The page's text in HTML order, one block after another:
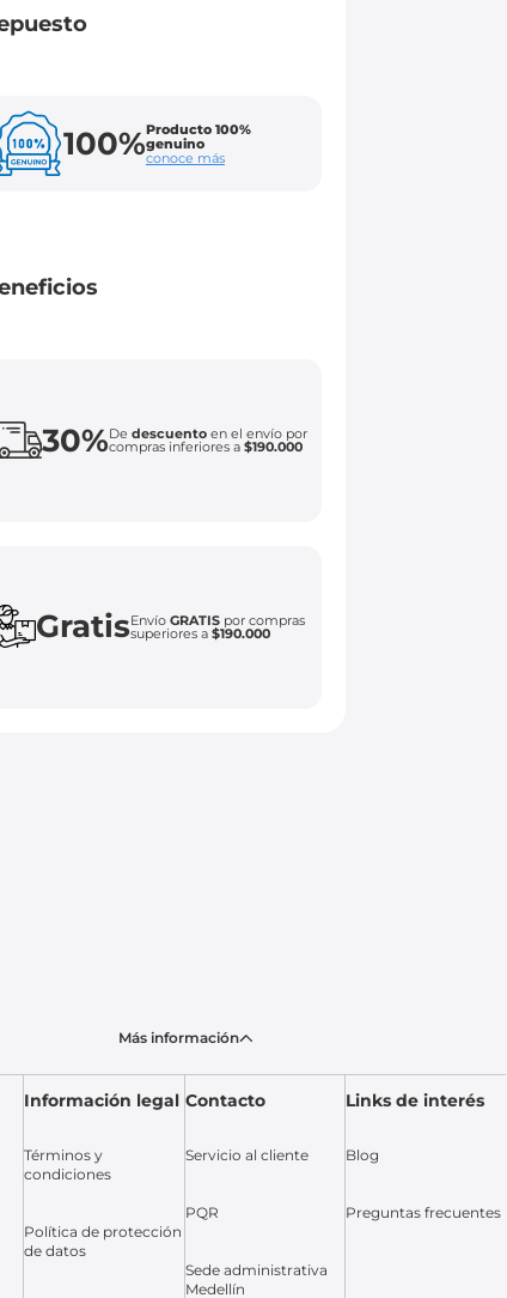
100%Producto 100%
genuino
conoce más
30%De descuentoen el envío por
compras inferiores a $190.000
GratisEnvío GRATISpor compras
superiores a $190.000
Más información
Información legal
Términos y
condiciones
Política de protección
de datos
Contacto
Servicio al cliente
PQR
Sede administrativa
Medellín
Links de interés
Blog
Preguntas frecuentes